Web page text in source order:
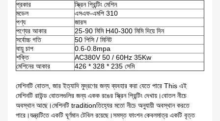
প্রকার
স্ক্রিন প্রিন্টিং মেশিন
মডেল
এসএফ-এমপি 310
পণ্য
জারস
পণ্যের আকার
25-90 মিমি H40-300 মিমি দিয়ে দিন
সর্বোচ্চ গতি
50 পিসি / মিনিট
বায়ু চাপ
0.6-0.8mpa
শক্তি
AC380V 50 / 60Hz 35Kw
মেশিনের আকার
426 * 328 * 235 সেমি
মেশিনটি বোতল, জার ইত্যাদি মুদ্রণের জন্য ব্যবহার করা যেতে পারে This এই
মেশিনটি রাউন্ড বোতলগুলির জন্য একক রঙের স্ক্রিন প্রিন্টিং দেখায়।বোতল নীচে
অবস্থান আছে।মেশিনটি traditionতিহ্যের মতো নীচে অনুযায়ী অবস্থান করতে
পারে।যন্ত্রটিতে একটি ঘূর্ণমান টেবিল রয়েছে।সমস্ত ফাংশন কেবলমাত্র একটি বৃত্ত